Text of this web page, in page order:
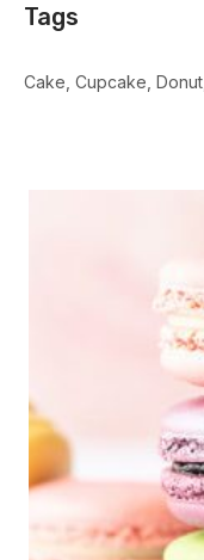
Tags
Cake Cupcake Donut